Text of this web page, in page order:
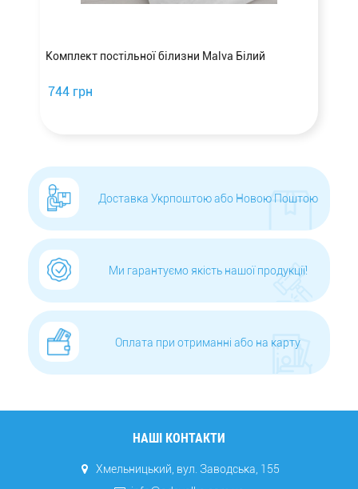
Комплект постільної білизни Malva Білий
744 грн
Доставка Укрпоштою або Новою Поштою
Ми гарантуємо якість нашої продукції!
Оплата при отриманні або на карту
НАШІ КОНТАКТИ
Хмельницький, вул. Заводська, 155